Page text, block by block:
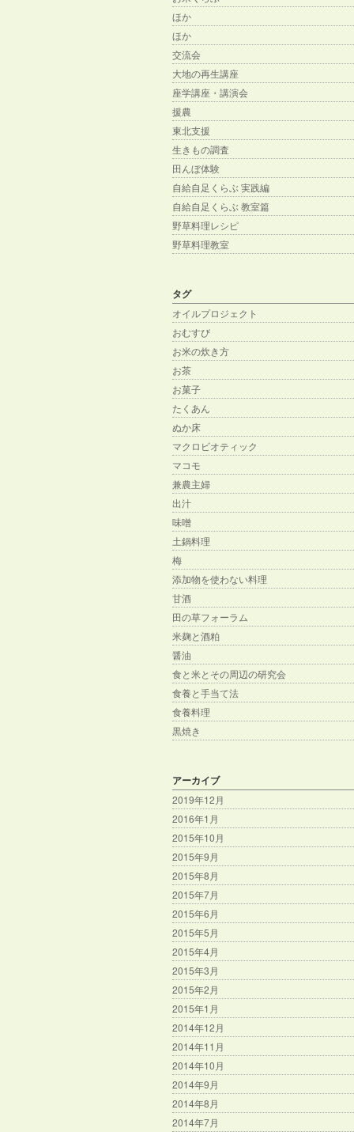
ほか
ほか
交流会
大地の再生講座
座学講座・講演会
援農
東北支援
生きもの調査
田んぼ体験
自給自足くらぶ 実践編
自給自足くらぶ 教室篇
野草料理レシピ
野草料理教室
タグ
オイルプロジェクト
おむすび
お米の炊き方
お茶
お菓子
たくあん
ぬか床
マクロビオティック
マコモ
兼農主婦
出汁
味噌
土鍋料理
梅
添加物を使わない料理
甘酒
田の草フォーラム
米麹と酒粕
醤油
食と米とその周辺の研究会
食養と手当て法
食養料理
黒焼き
アーカイブ
2019年12月
2016年1月
2015年10月
2015年9月
2015年8月
2015年7月
2015年6月
2015年5月
2015年4月
2015年3月
2015年2月
2015年1月
2014年12月
2014年11月
2014年10月
2014年9月
2014年8月
2014年7月